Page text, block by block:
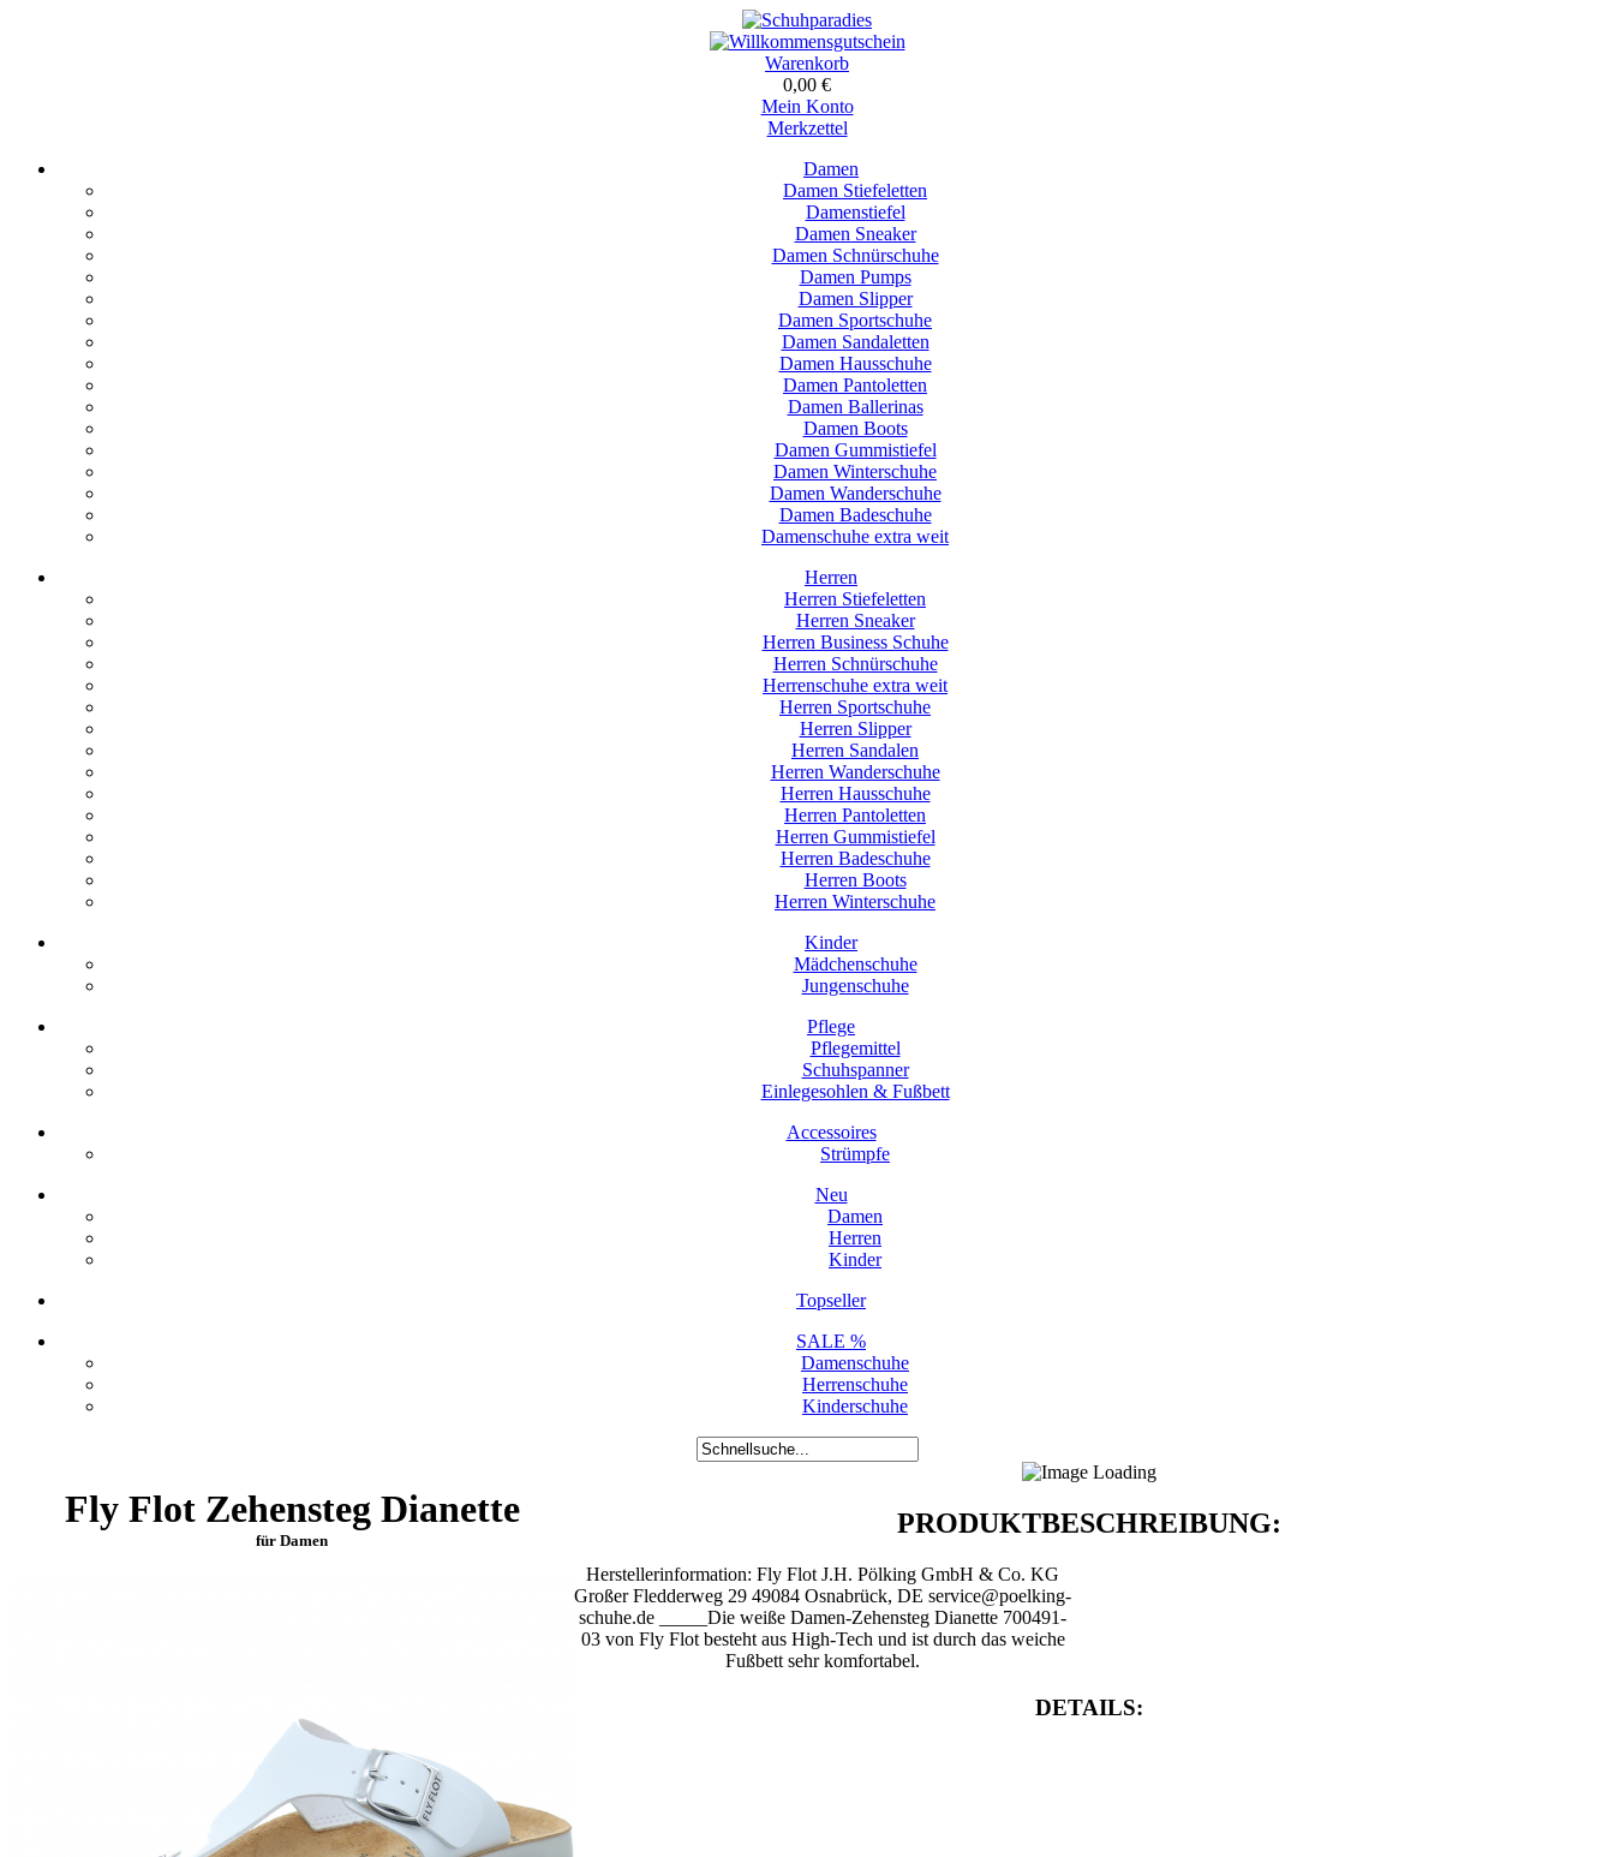
Warenkorb
0,00 €
Mein Konto
Merkzettel
Damen
Damen Stiefeletten
Damenstiefel
Damen Sneaker
Damen Schnürschuhe
Damen Pumps
Damen Slipper
Damen Sportschuhe
Damen Sandaletten
Damen Hausschuhe
Damen Pantoletten
Damen Ballerinas
Damen Boots
Damen Gummistiefel
Damen Winterschuhe
Damen Wanderschuhe
Damen Badeschuhe
Damenschuhe extra weit
Herren
Herren Stiefeletten
Herren Sneaker
Herren Business Schuhe
Herren Schnürschuhe
Herrenschuhe extra weit
Herren Sportschuhe
Herren Slipper
Herren Sandalen
Herren Wanderschuhe
Herren Hausschuhe
Herren Pantoletten
Herren Gummistiefel
Herren Badeschuhe
Herren Boots
Herren Winterschuhe
Kinder
Mädchenschuhe
Jungenschuhe
Pflege
Pflegemittel
Schuhspanner
Einlegesohlen & Fußbett
Accessoires
Strümpfe
Neu
Damen
Herren
Kinder
Topseller
SALE %
Damenschuhe
Herrenschuhe
Kinderschuhe
Fly Flot Zehensteg Dianette
für Damen
PRODUKTBESCHREIBUNG:
Herstellerinformation: Fly Flot J.H. Pölking GmbH & Co. KG
Großer Fledderweg 29 49084 Osnabrück, DE service@poelking-
schuhe.de _____Die weiße Damen-Zehensteg Dianette 700491-
03 von Fly Flot besteht aus High-Tech und ist durch das weiche
Fußbett sehr komfortabel.
DETAILS: